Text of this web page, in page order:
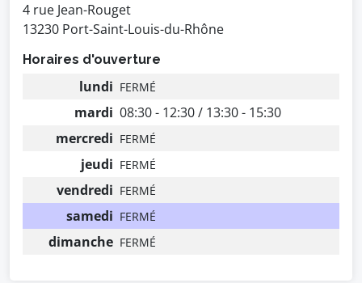
4 rue Jean-Rouget
13230 Port-Saint-Louis-du-Rhône
Horaires d'ouverture
lundi FERMÉ
mardi 08:30 - 12:30 / 13:30 - 15:30
mercredi FERMÉ
jeudi FERMÉ
vendredi FERMÉ
samedi FERMÉ
dimanche FERMÉ